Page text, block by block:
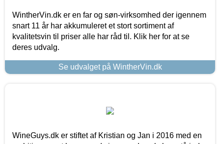
WintherVin.dk er en far og søn-virksomhed der igennem
snart 11 år har akkumuleret et stort sortiment af
kvalitetsvin til priser alle har råd til. Klik her for at se
deres udvalg.
Se udvalget på WintherVin.dk
WineGuys.dk er stiftet af Kristian og Jan i 2016 med en